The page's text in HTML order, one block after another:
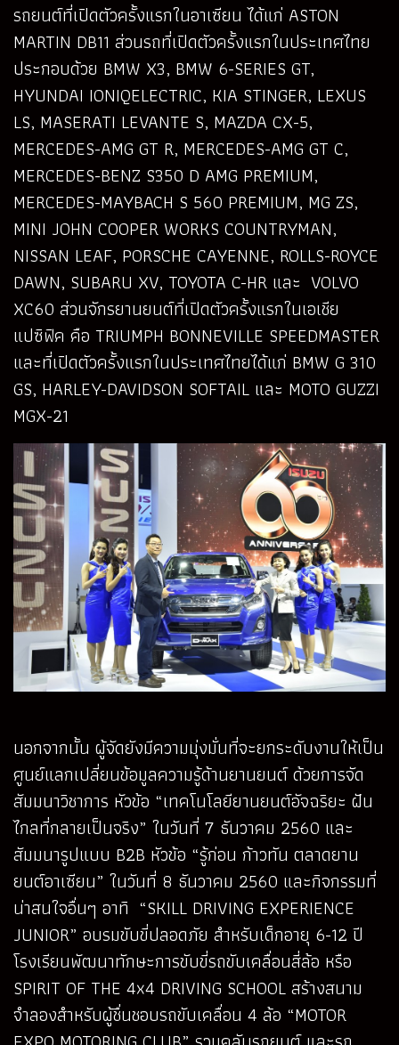
รถยนต์ที่เปิดตัวครั้งแรกในอาเซียน ได้แก่ ASTON
MARTIN DB11 ส่วนรถที่เปิดตัวครั้งแรกในประเทศไทย
ประกอบด้วย BMW X3, BMW 6-SERIES GT,
HYUNDAI IONIQELECTRIC, KIA STINGER, LEXUS
LS, MASERATI LEVANTE S, MAZDA CX-5,
MERCEDES-AMG GT R, MERCEDES-AMG GT C,
MERCEDES-BENZ S350 D AMG PREMIUM,
MERCEDES-MAYBACH S 560 PREMIUM, MG ZS,
MINI JOHN COOPER WORKS COUNTRYMAN,
NISSAN LEAF, PORSCHE CAYENNE, ROLLS-ROYCE
DAWN, SUBARU XV, TOYOTA C-HR และ VOLVO
XC60 ส่วนจักรยานยนต์ที่เปิดตัวครั้งแรกในเอเชีย
แปซิฟิค คือ TRIUMPH BONNEVILLE SPEEDMASTER
และที่เปิดตัวครั้งแรกในประเทศไทยได้แก่ BMW G 310
GS, HARLEY-DAVIDSON SOFTAIL และ MOTO GUZZI
MGX-21
นอกจากนั้น ผู้จัดยังมีความมุ่งมั่นที่จะยกระดับงานให้เป็น
ศูนย์แลกเปลี่ยนข้อมูลความรู้ด้านยานยนต์ ด้วยการจัด
สัมมนาวิชาการ หัวข้อ “เทคโนโลยียานยนต์อัจฉริยะ ฝัน
ไกลที่กลายเป็นจริง” ในวันที่ 7 ธันวาคม 2560 และ
สัมมนารูปแบบ B2B หัวข้อ “รู้ก่อน ก้าวทัน ตลาดยาน
ยนต์อาเซียน” ในวันที่ 8 ธันวาคม 2560 และกิจกรรมที่
น่าสนใจอื่นๆ อาทิ “SKILL DRIVING EXPERIENCE
JUNIOR” อบรมขับขี่ปลอดภัย สำหรับเด็กอายุ 6-12 ปี
โรงเรียนพัฒนาทักษะการขับขี่รถขับเคลื่อนสี่ล้อ หรือ
SPIRIT OF THE 4x4 DRIVING SCHOOL สร้างสนาม
จำลองสำหรับผู้ชื่นชอบรถขับเคลื่อน 4 ล้อ “MOTOR